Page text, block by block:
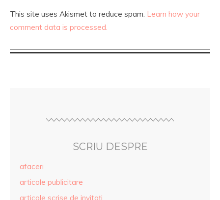
This site uses Akismet to reduce spam. Learn how your
comment data is processed.
SCRIU DESPRE
afaceri
articole publicitare
articole scrise de invitaţi